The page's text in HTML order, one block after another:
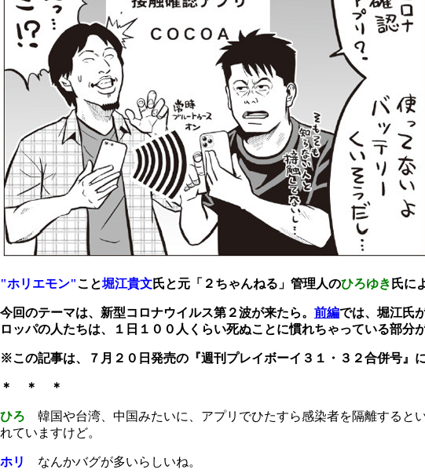
"ホリエモン"こと堀江貴文氏と元「２ちゃんねる」管理人のひろゆき 氏に
今回のテーマは、新型コロナウイルス第２波が来たら。 前編では、堀江氏
ロッパの人たちは、１日１００人くらい死ぬことに慣れちゃっている部分
※この記事は、７月２０日発売の『週刊プレイボーイ３１・３２合併号』
＊ ＊ ＊
ひろ 韓国や台湾、中国みたいに、アプリでひたすら感染者を隔離すると
れていますけど。
ホリ なんかバグが多いらしいね。